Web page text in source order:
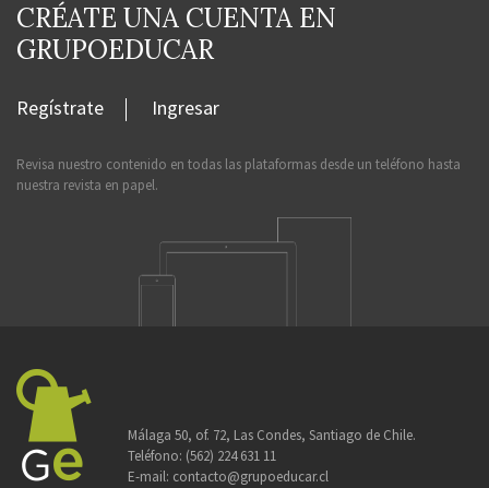
CRÉATE UNA CUENTA EN
GRUPOEDUCAR
Regístrate Ingresar
Revisa nuestro contenido en todas las plataformas desde un teléfono hasta
nuestra revista en papel.
Málaga 50, of. 72, Las Condes, Santiago de Chile.
Teléfono: (562) 224 631 11
E-mail: contacto@grupoeducar.cl